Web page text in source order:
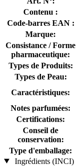
Contenu :
Code-barres EAN :
Marque:
Consistance / Forme
pharmaceutique:
Types de Produits:
Types de Peau:
Caractéristiques:
Notes parfumées:
Certifications:
Conseil de
conservation:
Type d'emballage:
Ingrédients (INCI)